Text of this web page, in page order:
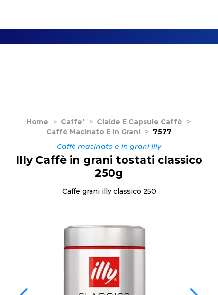
Home > Caffe' > Cialde E Capsule Caffè
>
Caffè Macinato E In Grani
> 7577
Caffè macinato e in grani Illy
Illy Caffè in grani tostati classico
250g
Caffe grani illy classico 250